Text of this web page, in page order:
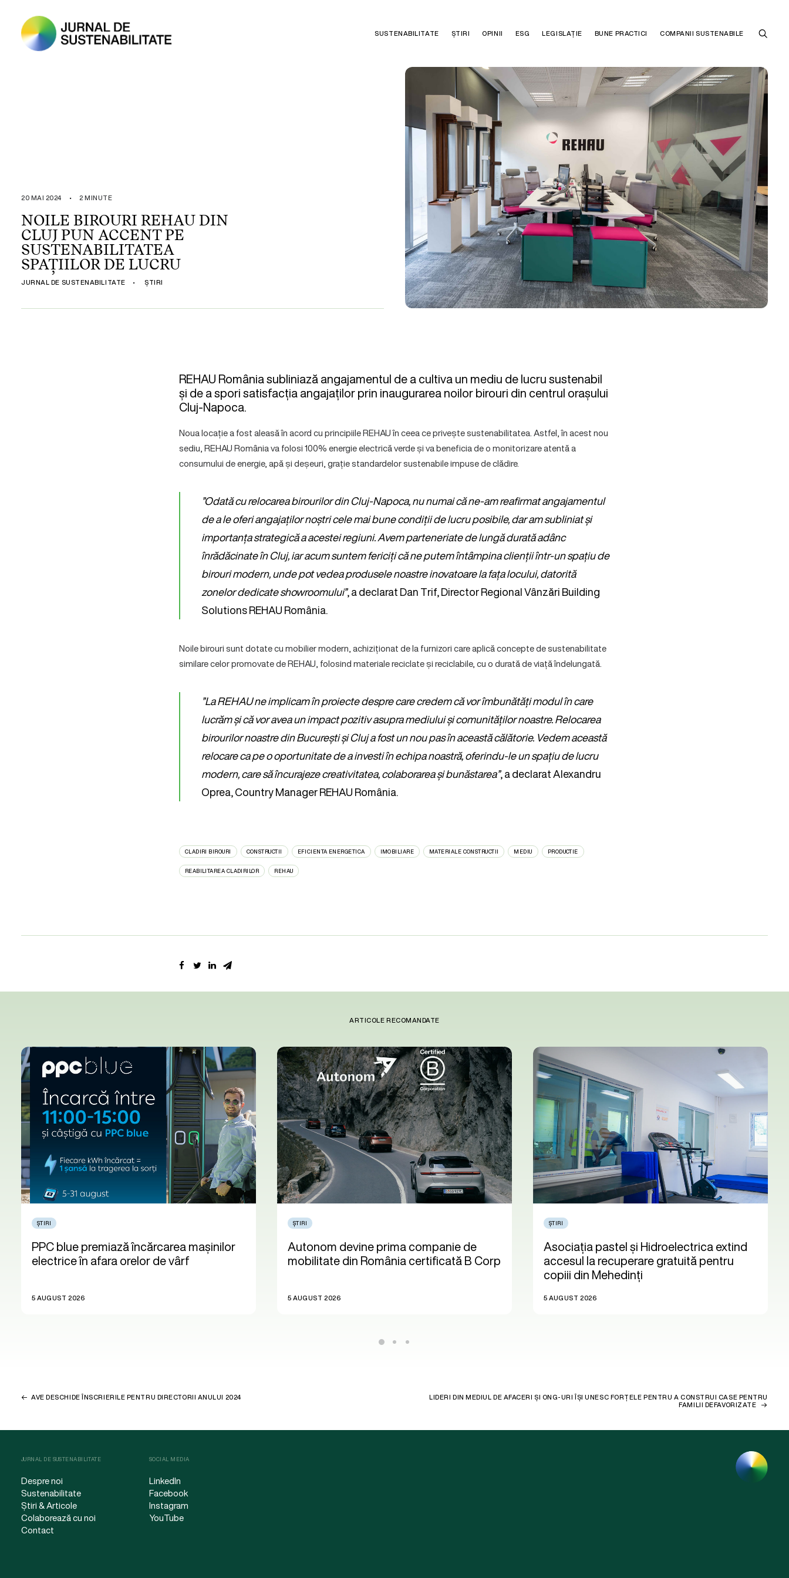
SUSTENABILITATE ȘTIRI OPINII ESG LEGISLAȚIE BUNE PRACTICI COMPANII SUSTENABILE
20 MAI 2024 • 2 MINUTE
NOILE BIROURI REHAU DIN
CLUJ PUN ACCENT PE
SUSTENABILITATEA
SPAȚIILOR DE LUCRU
JURNAL DE SUSTENABILITATE • ȘTIRI
REHAU România subliniază angajamentul de a cultiva un mediu de lucru sustenabil
și de a spori satisfacția angajaților prin inaugurarea noilor birouri din centrul orașului
Cluj-Napoca.
Noua locație a fost aleasă în acord cu principiile REHAU în ceea ce privește sustenabilitatea. Astfel, în acest nou
sediu, REHAU România va folosi 100% energie electrică verde și va beneficia de o monitorizare atentă a
consumului de energie, apă și deșeuri, grație standardelor sustenabile impuse de clădire.
”Odată cu relocarea birourilor din Cluj-Napoca, nu numai că ne-am reafirmat angajamentul
de a le oferi angajaților noștri cele mai bune condiții de lucru posibile, dar am subliniat și
importanța strategică a acestei regiuni. Avem parteneriate de lungă durată adânc
înrădăcinate în Cluj, iar acum suntem fericiți că ne putem întâmpina clienții într-un spațiu de
birouri modern, unde pot vedea produsele noastre inovatoare la fața locului, datorită
zonelor dedicate showroomului”, a declarat Dan Trif, Director Regional Vânzări Building
Solutions REHAU România.
Noile birouri sunt dotate cu mobilier modern, achiziționat de la furnizori care aplică concepte de sustenabilitate
similare celor promovate de REHAU, folosind materiale reciclate și reciclabile, cu o durată de viață îndelungată.
”La REHAU ne implicam în proiecte despre care credem că vor îmbunătăți modul în care
lucrăm și că vor avea un impact pozitiv asupra mediului și comunităților noastre. Relocarea
birourilor noastre din București și Cluj a fost un nou pas în această călătorie. Vedem această
relocare ca pe o oportunitate de a investi în echipa noastră, oferindu-le un spațiu de lucru
modern, care să încurajeze creativitatea, colaborarea și bunăstarea”, a declarat Alexandru
Oprea, Country Manager REHAU România.
CLADIRI BIROURI CONSTRUCTII EFICIENTA ENERGETICA IMOBILIARE MATERIALE CONSTRUCTII MEDIU PRODUCTIE
REABILITAREA CLADIRILOR REHAU
ARTICOLE RECOMANDATE
ȘTIRI
PPC blue premiază încărcarea mașinilor
electrice în afara orelor de vârf
5 AUGUST 2026
ȘTIRI
Autonom devine prima companie de
mobilitate din România certificată B Corp
5 AUGUST 2026
ȘTIRI
Asociația pastel și Hidroelectrica extind
accesul la recuperare gratuită pentru
copiii din Mehedinți
5 AUGUST 2026
AVE DESCHIDE ÎNSCRIERILE PENTRU DIRECTORII ANULUI 2024
LIDERI DIN MEDIUL DE AFACERI ȘI ONG-URI ÎȘI UNESC FORȚELE PENTRU A CONSTRUI CASE PENTRU
FAMILII DEFAVORIZATE
JURNAL DE SUSTENABILITATE
Despre noi
Sustenabilitate
Știri & Articole
Colaborează cu noi
Contact
SOCIAL MEDIA
LinkedIn
Facebook
Instagram
YouTube